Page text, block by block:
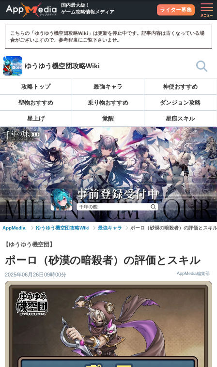
国内最大級！
ゲーム攻略情報メディア
ライター募集
こちらの「ゆうゆう機空団攻略Wiki」は更新を停止中です。記事内容は古くなっている場
合がございますので、参考程度にご覧下さいませ。
ゆうゆう機空団攻略Wiki
攻略トップ 最強キャラ 神使おすすめ
聖物おすすめ 乗り物おすすめ ダンジョン攻略
星上げ 覚醒 星痕スキル
AppMedia ゆうゆう機空団攻略Wiki 最強キャラ ポーロ（砂漠の暗殺者）の評価とスキル
【ゆうゆう機空団】
ポーロ（砂漠の暗殺者）の評価とスキル
2025年06月26日09時00分 AppMedia編集部